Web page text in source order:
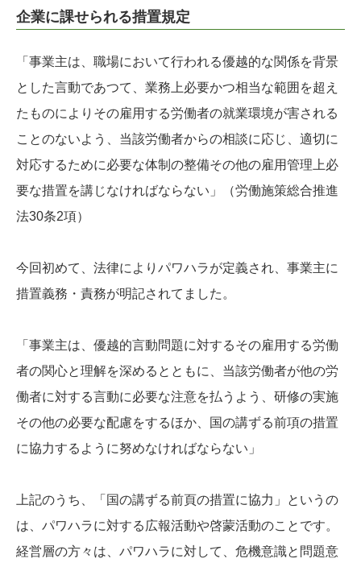
企業に課せられる措置規定
「事業主は、職場において行われる優越的な関係を背景
とした言動であつて、業務上必要かつ相当な範囲を超え
たものによりその雇用する労働者の就業環境が害される
ことのないよう、当該労働者からの相談に応じ、適切に
対応するために必要な体制の整備その他の雇用管理上必
要な措置を講じなければならない」（労働施策総合推進
法30条2項）
今回初めて、法律によりパワハラが定義され、事業主に
措置義務・責務が明記されてました。
「事業主は、優越的言動問題に対するその雇用する労働
者の関心と理解を深めるとともに、当該労働者が他の労
働者に対する言動に必要な注意を払うよう、研修の実施
その他の必要な配慮をするほか、国の講ずる前項の措置
に協力するように努めなければならない」
上記のうち、「国の講ずる前頁の措置に協力」というの
は、パワハラに対する広報活動や啓蒙活動のことです。
経営層の方々は、パワハラに対して、危機意識と問題意